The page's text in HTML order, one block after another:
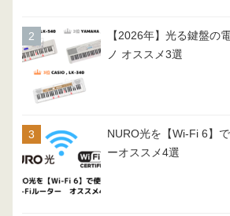
【2026年】光る鍵盤の
ノ オススメ3選
NURO光を【Wi-Fi 6】
ーオススメ4選